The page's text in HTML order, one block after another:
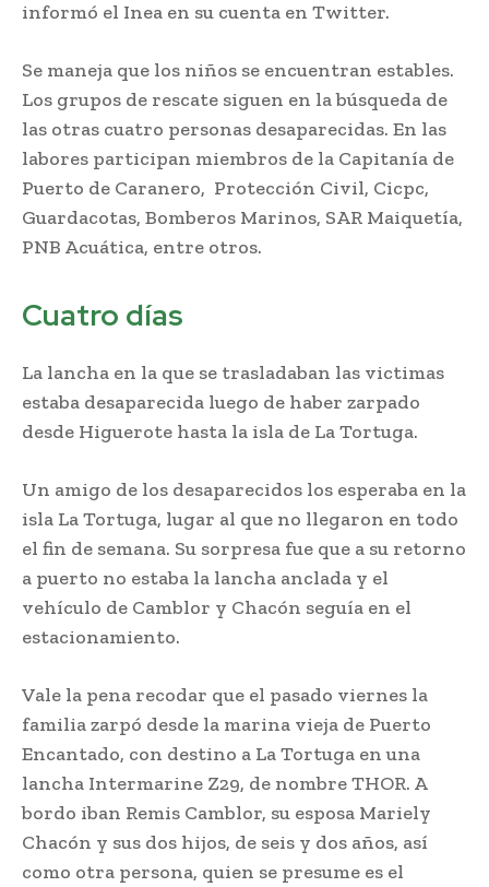
informó el Inea en su cuenta en Twitter.
Se maneja que los niños se encuentran estables.
Los grupos de rescate siguen en la búsqueda de
las otras cuatro personas desaparecidas. En las
labores participan miembros de la Capitanía de
Puerto de Caranero, Protección Civil, Cicpc,
Guardacotas, Bomberos Marinos, SAR Maiquetía,
PNB Acuática, entre otros.
Cuatro días
La lancha en la que se trasladaban las victimas
estaba desaparecida luego de haber zarpado
desde Higuerote hasta la isla de La Tortuga.
Un amigo de los desaparecidos los esperaba en la
isla La Tortuga, lugar al que no llegaron en todo
el fin de semana. Su sorpresa fue que a su retorno
a puerto no estaba la lancha anclada y el
vehículo de Camblor y Chacón seguía en el
estacionamiento.
Vale la pena recodar que el pasado viernes la
familia zarpó desde la marina vieja de Puerto
Encantado, con destino a La Tortuga en una
lancha Intermarine Z29, de nombre THOR. A
bordo iban Remis Camblor, su esposa Mariely
Chacón y sus dos hijos, de seis y dos años, así
como otra persona, quien se presume es el